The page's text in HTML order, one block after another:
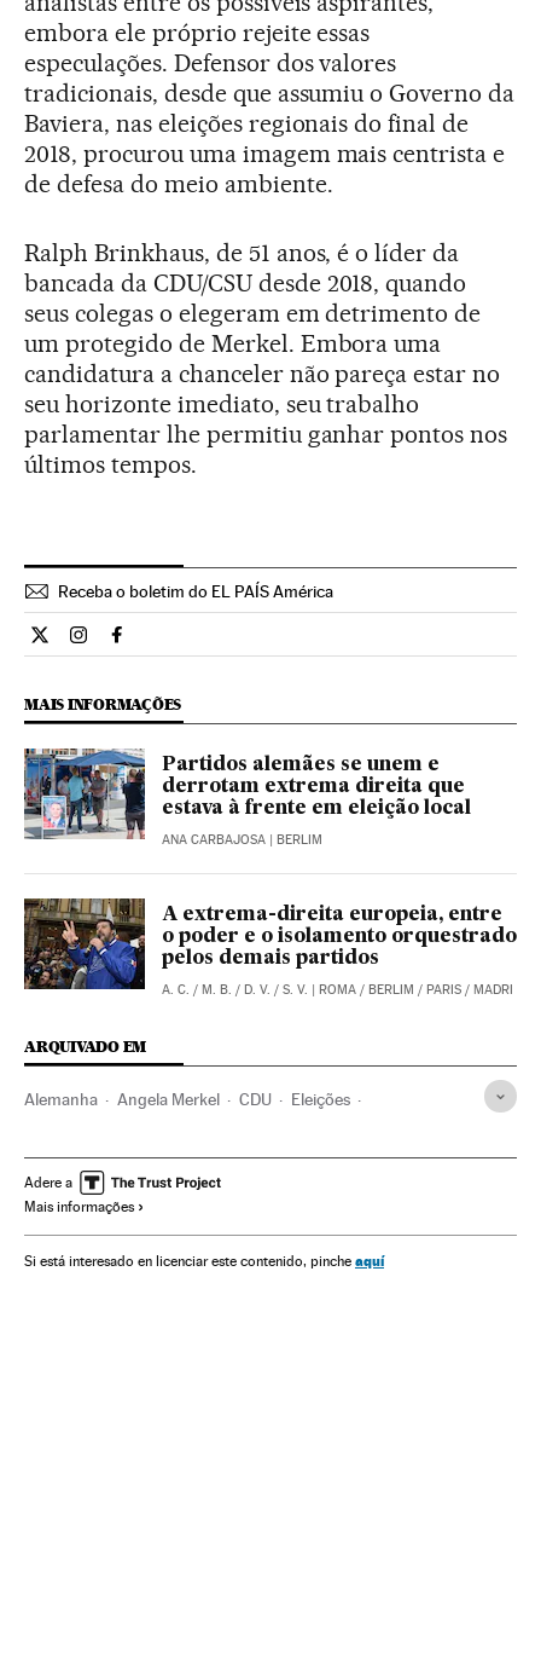
embora ele próprio rejeite essas
especulações. Defensor dos valores
tradicionais, desde que assumiu o Governo da
Baviera, nas eleições regionais do final de
2018, procurou uma imagem mais centrista e
de defesa do meio ambiente.
Ralph Brinkhaus, de 51 anos, é o líder da
bancada da CDU/CSU desde 2018, quando
seus colegas o elegeram em detrimento de
um protegido de Merkel. Embora uma
candidatura a chanceler não pareça estar no
seu horizonte imediato, seu trabalho
parlamentar lhe permitiu ganhar pontos nos
últimos tempos.
Receba o boletim do EL PAÍS América
Internacional El País Brasil en Twitter
Internacional El País Brasil en Instagram
Internacional El País Brasil en Facebook
MAIS INFORMAÇÕES
Partidos alemães se unem e
derrotam extrema direita que
estava à frente em eleição local
ANA CARBAJOSA | BERLIM
A extrema-direita europeia, entre
o poder e o isolamento orquestrado
pelos demais partidos
A. C. / M. B. / D. V. / S. V. | ROMA / BERLIM / PARIS / MADRI
ARQUIVADO EM
Alemanha Angela Merkel CDU Eleições
Candidaturas políticas Europa Central
Adere a
Mais informações
Si está interesado en licenciar este contenido, pinche aquí